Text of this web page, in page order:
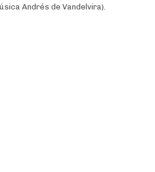
Andrés de Vandelvira).